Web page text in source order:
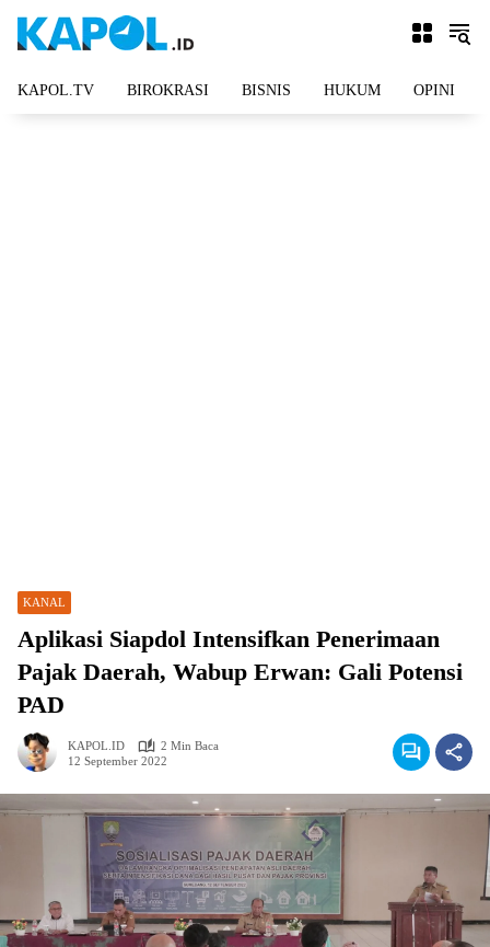
KAPOL.TV BIROKRASI BISNIS HUKUM OPINI
KANAL
Aplikasi Siapdol Intensifkan Penerimaan
Pajak Daerah, Wabup Erwan: Gali Potensi
PAD
KAPOL.ID
2 Min Baca
12 September 2022